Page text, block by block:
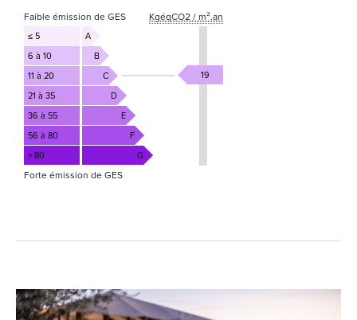
Faible émission de GES KgéqCO2 / m².an
≤ 5
A
6 à 10
B
11 à 20
C
21 à 35
D
36 à 55
E
56 à 80
F
> 80
G
19
Forte émission de GES